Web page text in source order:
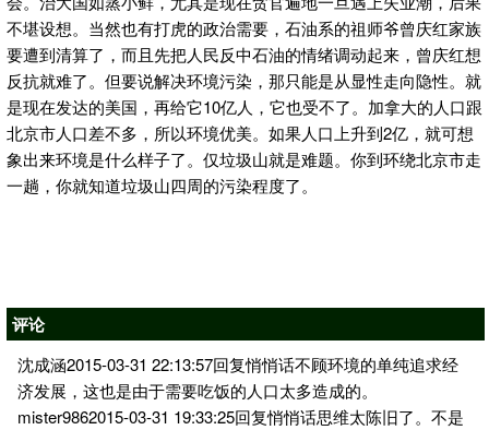
不堪设想。当然也有打虎的政治需要，石油系的祖师爷曾庆红家族
要遭到清算了，而且先把人民反中石油的情绪调动起来，曾庆红想
反抗就难了。但要说解决环境污染，那只能是从显性走向隐性。就
是现在发达的美国，再给它10亿人，它也受不了。加拿大的人口跟
北京市人口差不多，所以环境优美。如果人口上升到2亿，就可想
象出来环境是什么样子了。仅垃圾山就是难题。你到环绕北京市走
一趟，你就知道垃圾山四周的污染程度了。
评论
沈成涵2015-03-31 22:13:57回复悄悄话不顾环境的单纯追求经
济发展，这也是由于需要吃饭的人口太多造成的。
mister9862015-03-31 19:33:25回复悄悄话思维太陈旧了。不是